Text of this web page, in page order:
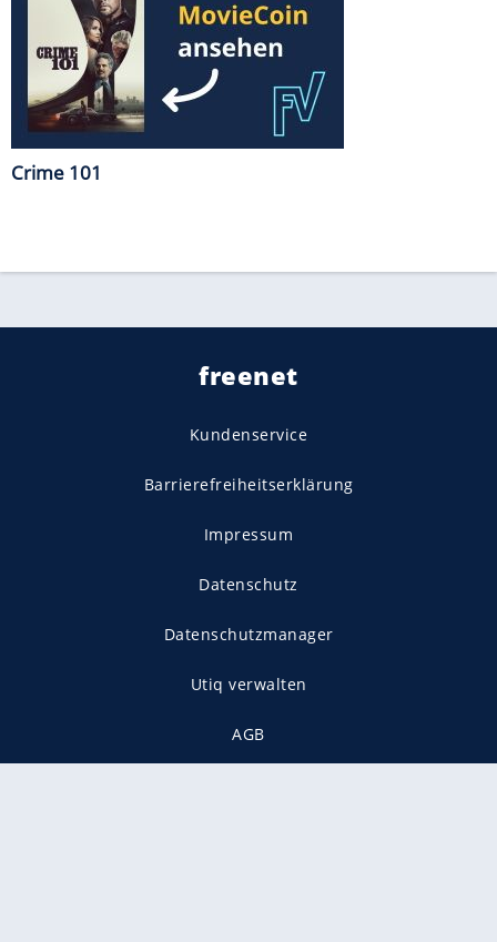
Crime 101
freenet
Kundenservice
Barrierefreiheitserklärung
Impressum
Datenschutz
Datenschutzmanager
Utiq verwalten
AGB